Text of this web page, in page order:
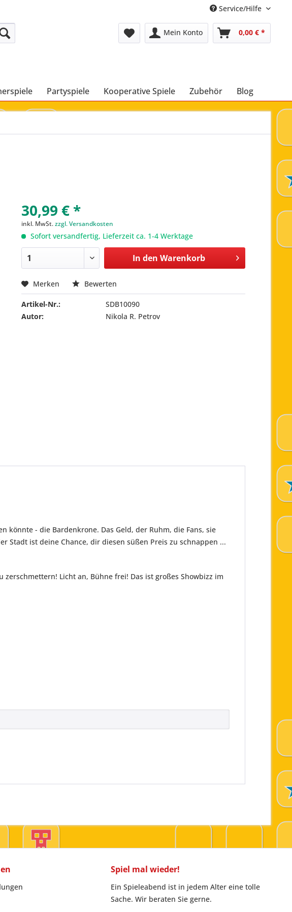
Service/Hilfe
Mein Konto 0,00 € *
Partyspiele Kooperative Spiele Zubehör Blog
30,99 € *
inkl. MwSt.zzgl. Versandkosten
Sofort versandfertig, Lieferzeit ca. 1-4 Werktage
In den Warenkorb
Merken Bewerten
Artikel-Nr.:
SDB10090
Autor:
Nikola R. Petrov
könnte - die Bardenkrone. Das Geld, der Ruhm, die Fans, sie
Stadt ist deine Chance, dir diesen süßen Preis zu schnappen ...
Licht an, Bühne frei! Das ist großes Showbizz im
Spiel mal wieder!
Ein Spieleabend ist in jedem Alter eine tolle
Sache. Wir beraten Sie gerne.